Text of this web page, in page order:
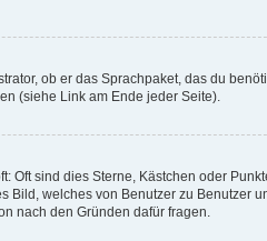
ob er das Sprachpaket, das du
(siehe Link am Ende jeder Seite).
Oft sind dies Sterne, Kästchen oder
Bild, welches von Benutzer zu Benutzer
nach den Gründen dafür fragen.